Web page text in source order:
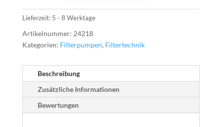
Soft
Lieferzeit: 5 - 8 Werktage
Artikelnummer: 24218
Kategorien: Filterpumpen, Filtertechnik
Beschreibung
Zusätzliche Informationen
Bewertungen